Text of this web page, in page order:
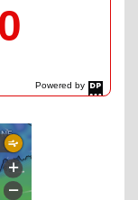
Powered by
DaysPedia.com